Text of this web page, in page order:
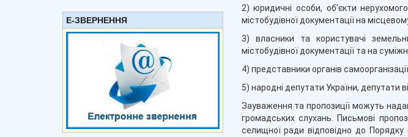
Е-ЗВЕРНЕННЯ
2) юридичні особи, об’єкти
містобудівної документації на
3) власники та користувачі
містобудівної документації та на
4) представники органів
5) народні депутати України, депутати
Зауваження та пропозиції можуть
громадських слухань. Письмові
селищної ради відповідно до